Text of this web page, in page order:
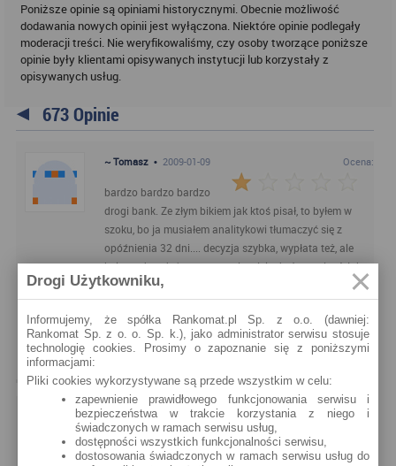
Poniższe opinie są opiniami historycznymi. Obecnie możliwość
dodawania nowych opinii jest wyłączona. Niektóre opinie podlegały
moderacji treści. Nie weryfikowaliśmy, czy osoby tworzące poniższe
opinie były klientami opisywanych instytucji lub korzystały z
opisywanych usług.
673 Opinie
~ Tomasz • 2009-01-09 Ocena:
bardzo bardzo bardzo
drogi bank. Ze złym bikiem jak ktoś pisał, to byłem w
szoku, bo ja musiałem analitykowi tłumaczyć się z
opóźnienia 32 dni.... decyzja szybka, wypłata też, ale
kultura doradców pozostawia wiele do życzenia. A jak
chcialem kredyt samochodowy to szef się mocno
zdenerwował jak "weryfikator" z nim rozmawiał i
musiałem donosić "paski" a i tak decyzja była
odmowna. Nie miałem wyjścia z tym hipotecznym i
musiałem go u nich wziąć, ale nie polecam!
POLECANE ARTYKUŁY
Najnowsze
Najczęściej komentowane
Drogi Użytkowniku,
Informujemy, że spółka Rankomat.pl Sp. z o.o. (dawniej:
Rankomat Sp. z o. o. Sp. k.), jako administrator serwisu stosuje
technologię cookies. Prosimy o zapoznanie się z poniższymi
informacjami:
Pliki cookies wykorzystywane są przede wszystkim w celu:
zapewnienie prawidłowego funkcjonowania serwisu i
bezpieczeństwa w trakcie korzystania z niego i
świadczonych w ramach serwisu usług,
dostępności wszystkich funkcjonalności serwisu,
dostosowania świadczonych w ramach serwisu usług do